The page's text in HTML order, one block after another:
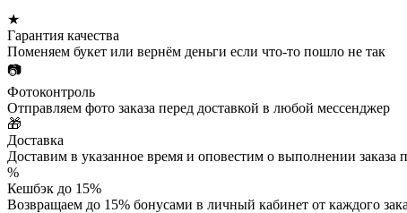
★
Гарантия качества
Поменяем букет или вернём деньги если что-то пошло не так
📷
Фотоконтроль
Отправляем фото заказа перед доставкой в любой мессенджер
🎁
Доставка
Доставим в указанное время и оповестим о выполнении заказа
%
Кешбэк до 15%
Возвращаем до 15% бонусами в личный кабинет от каждого